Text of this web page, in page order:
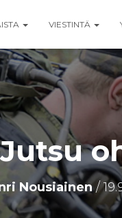
VIESTINTÄ
Nousiainen/